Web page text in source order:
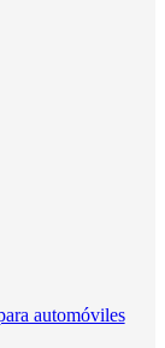
automóviles